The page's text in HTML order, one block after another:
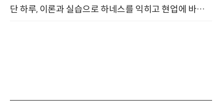
단 하루, 이론과 실습으로 하네스를 익히고 현업에 바로 쓰는 핸즈온 워크숍 (8/20)